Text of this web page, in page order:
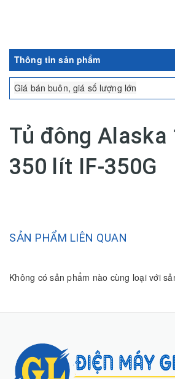
Thông tin sản phẩm
Giá bán buôn, giá số lượng lớn
Tủ đông Alaska
350 lít IF-350G
SẢN PHẨM LIÊN QUAN
Không có sản phẩm nào cùng loại với